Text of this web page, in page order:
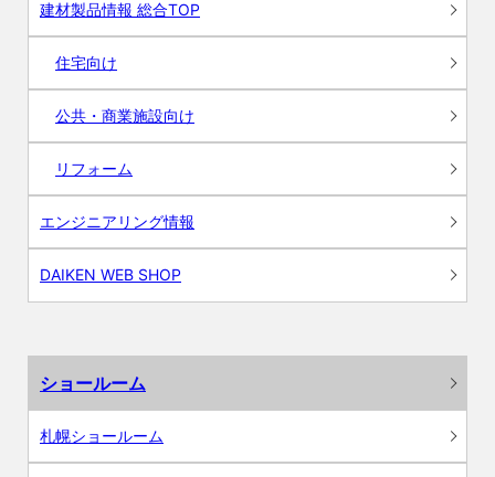
建材製品情報 総合TOP
住宅向け
公共・商業施設向け
リフォーム
エンジニアリング情報
DAIKEN WEB SHOP
ショールーム
札幌ショールーム